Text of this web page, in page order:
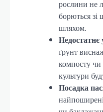
рослини не
борються
шляхом.
Недостатнє
ґрунт
компосту чи
культури
Посадка